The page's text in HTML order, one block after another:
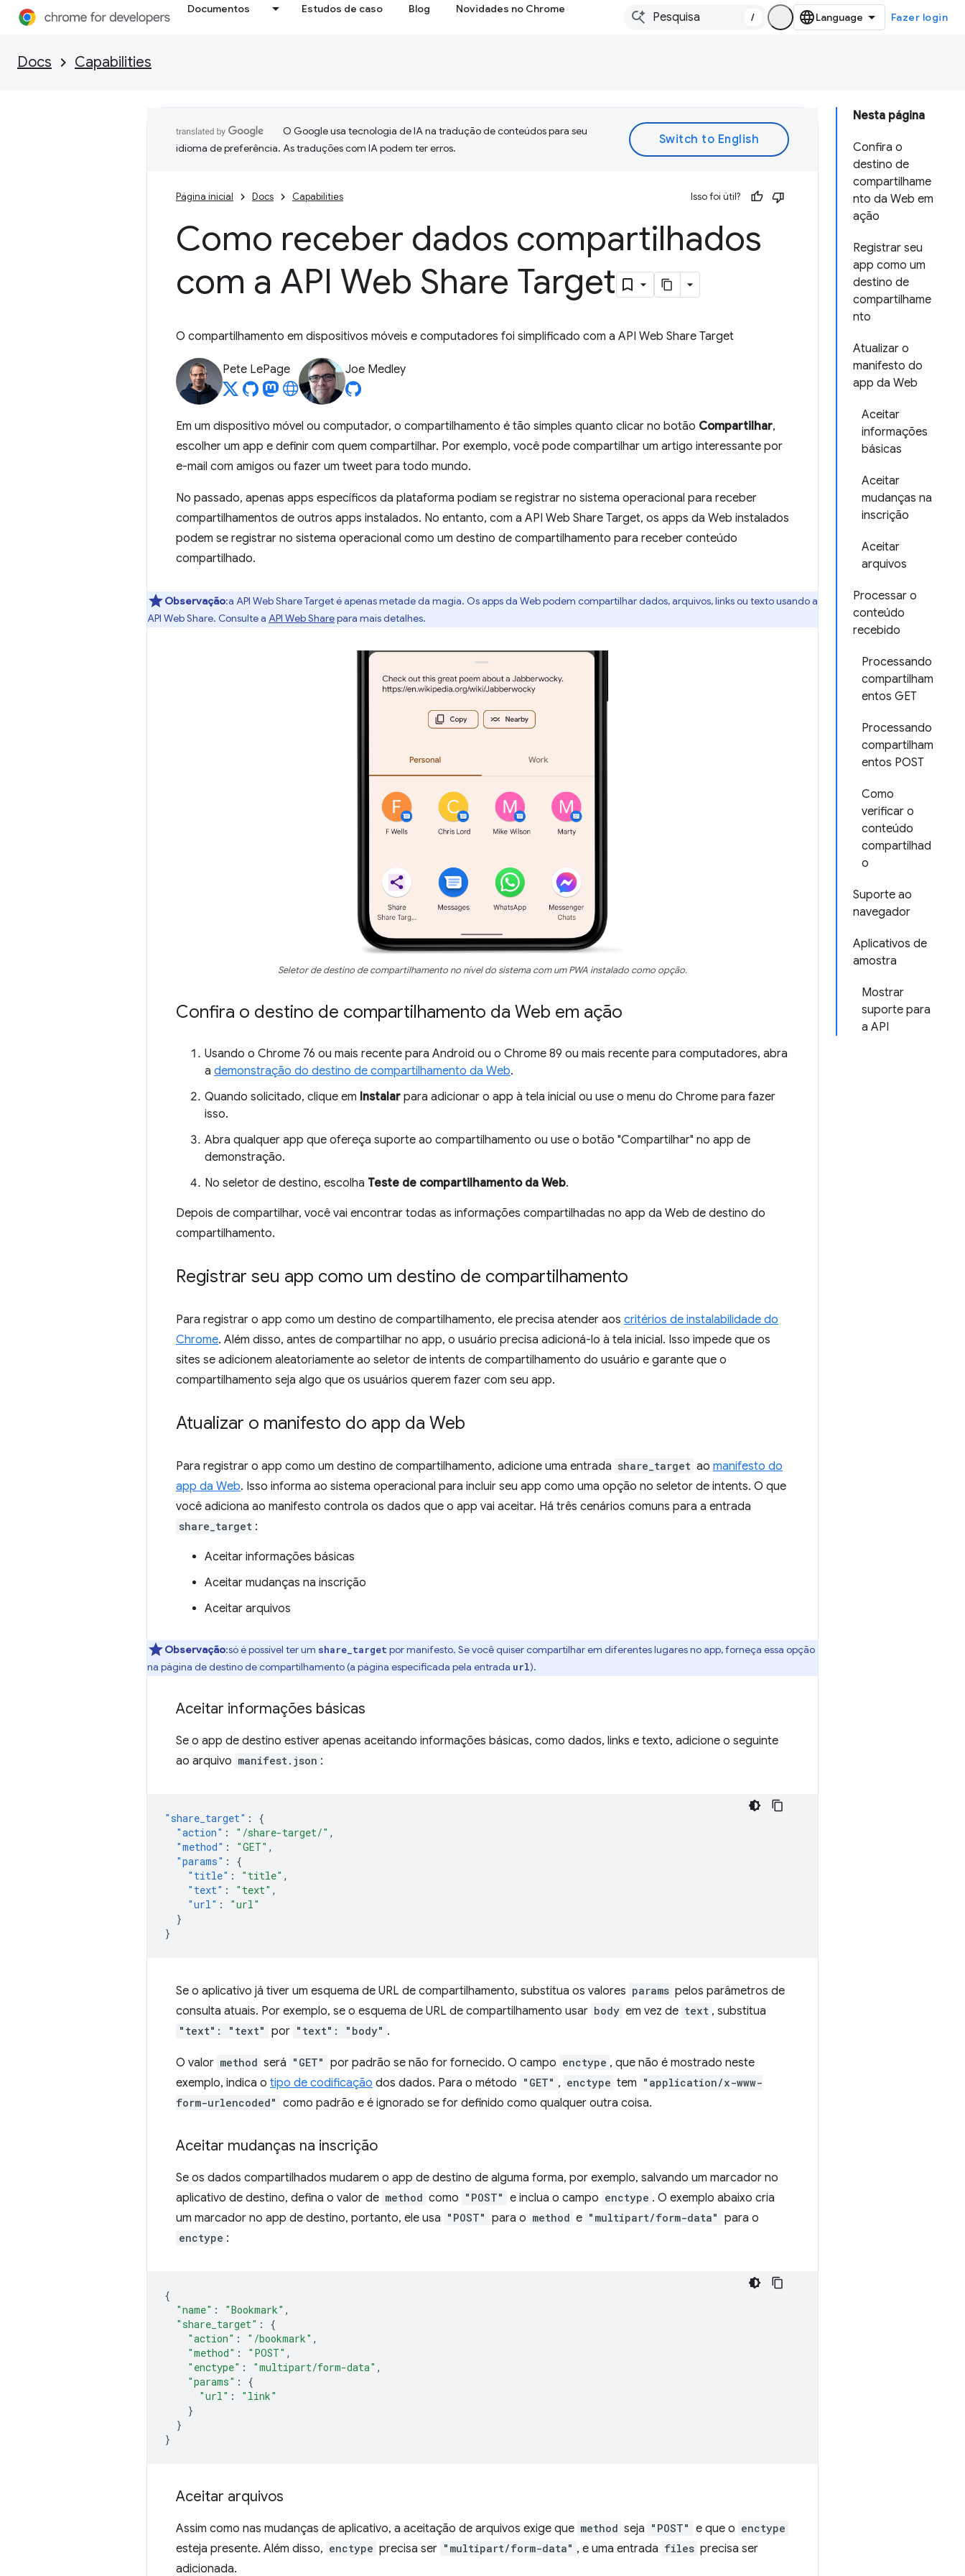
Documentos Estudos de caso Blog Novidades no Chrome
/ Fazer login
Docs Capabilities
Nesta página
Confira o
destino de
compartilhame
nto da Web em
ação
Registrar seu
app como um
destino de
compartilhame
nto
Atualizar o
manifesto do
app da Web
Aceitar
informações
básicas
Aceitar
mudanças na
inscrição
Aceitar
arquivos
Processar o
conteúdo
recebido
Processando
compartilham
entos GET
Processando
compartilham
entos POST
Como
verificar o
conteúdo
compartilhad
o
Suporte ao
navegador
Aplicativos de
amostra
Mostrar
suporte para
a API
O Google usa tecnologia de IA na tradução de conteúdos para seu
idioma de preferência. As traduções com IA podem ter erros.
Página inicial Docs Capabilities Isso foi útil?
Como receber dados compartilhados
com a API Web Share Target
O compartilhamento em dispositivos móveis e computadores foi simplificado com a API Web Share Target
Pete LePage Joe Medley
Em um dispositivo móvel ou computador, o compartilhamento é tão simples quanto clicar no botão Compartilhar,
escolher um app e definir com quem compartilhar. Por exemplo, você pode compartilhar um artigo interessante por
e-mail com amigos ou fazer um tweet para todo mundo.
No passado, apenas apps específicos da plataforma podiam se registrar no sistema operacional para receber
compartilhamentos de outros apps instalados. No entanto, com a API Web Share Target, os apps da Web instalados
podem se registrar no sistema operacional como um destino de compartilhamento para receber conteúdo
compartilhado.
Observação:a API Web Share Target é apenas metade da magia. Os apps da Web podem compartilhar dados, arquivos, links ou texto usando a
API Web Share. Consulte a API Web Sharepara mais detalhes.
Seletor de destino de compartilhamento no nível do sistema com um PWA instalado como opção.
Confira o destino de compartilhamento da Web em ação
Usando o Chrome 76 ou mais recente para Android ou o Chrome 89 ou mais recente para computadores, abra
a demonstração do destino de compartilhamento da Web.
Quando solicitado, clique em Instalar para adicionar o app à tela inicial ou use o menu do Chrome para fazer
isso.
Abra qualquer app que ofereça suporte ao compartilhamento ou use o botão "Compartilhar" no app de
demonstração.
No seletor de destino, escolha Teste de compartilhamento da Web.
Depois de compartilhar, você vai encontrar todas as informações compartilhadas no app da Web de destino do
compartilhamento.
Registrar seu app como um destino de compartilhamento
Para registrar o app como um destino de compartilhamento, ele precisa atender aos critérios de instalabilidade do
Chrome. Além disso, antes de compartilhar no app, o usuário precisa adicioná-lo à tela inicial. Isso impede que os
sites se adicionem aleatoriamente ao seletor de intents de compartilhamento do usuário e garante que o
compartilhamento seja algo que os usuários querem fazer com seu app.
Atualizar o manifesto do app da Web
Para registrar o app como um destino de compartilhamento, adicione uma entrada share_target ao manifesto do
app da Web. Isso informa ao sistema operacional para incluir seu app como uma opção no seletor de intents. O que
você adiciona ao manifesto controla os dados que o app vai aceitar. Há três cenários comuns para a entrada
share_target :
Aceitar informações básicas
Aceitar mudanças na inscrição
Aceitar arquivos
Observação:só é possível ter um share_targetpor manifesto. Se você quiser compartilhar em diferentes lugares no app, forneça essa opção
na página de destino de compartilhamento (a página especificada pela entrada url).
Aceitar informações básicas
Se o app de destino estiver apenas aceitando informações básicas, como dados, links e texto, adicione o seguinte
ao arquivo manifest.json :
"share_target" :
{
"action" : "/share-target/" ,
"method" : "GET" ,
"params" :
{
"title" : "title" ,
"text" : "text" ,
"url" :
"url"
}
}
Se o aplicativo já tiver um esquema de URL de compartilhamento, substitua os valores params pelos parâmetros de
consulta atuais. Por exemplo, se o esquema de URL de compartilhamento usar body em vez de text , substitua
"text": "text" por "text": "body" .
O valor method será "GET" por padrão se não for fornecido. O campo enctype , que não é mostrado neste
exemplo, indica o tipo de codificação dos dados. Para o método "GET" , enctype tem "application/x-www-
form-urlencoded" como padrão e é ignorado se for definido como qualquer outra coisa.
Aceitar mudanças na inscrição
Se os dados compartilhados mudarem o app de destino de alguma forma, por exemplo, salvando um marcador no
aplicativo de destino, defina o valor de method como "POST" e inclua o campo enctype . O exemplo abaixo cria
um marcador no app de destino, portanto, ele usa "POST" para o method e "multipart/form-data" para o
enctype :
{
"name" : "Bookmark" ,
"share_target" :
{
"action" : "/bookmark" ,
"method" : "POST" ,
"enctype" : "multipart/form-data" ,
"params" :
{
"url" :
"link"
}
}
}
Aceitar arquivos
Assim como nas mudanças de aplicativo, a aceitação de arquivos exige que method seja "POST" e que o enctype
esteja presente. Além disso, enctype precisa ser "multipart/form-data" , e uma entrada files precisa ser
adicionada.